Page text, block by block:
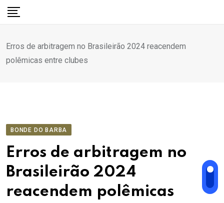
para
conteúdo
Erros de arbitragem no Brasileirão 2024 reacendem
polêmicas entre clubes
BONDE DO BARBA
Erros de arbitragem no
Brasileirão 2024
reacendem polêmicas